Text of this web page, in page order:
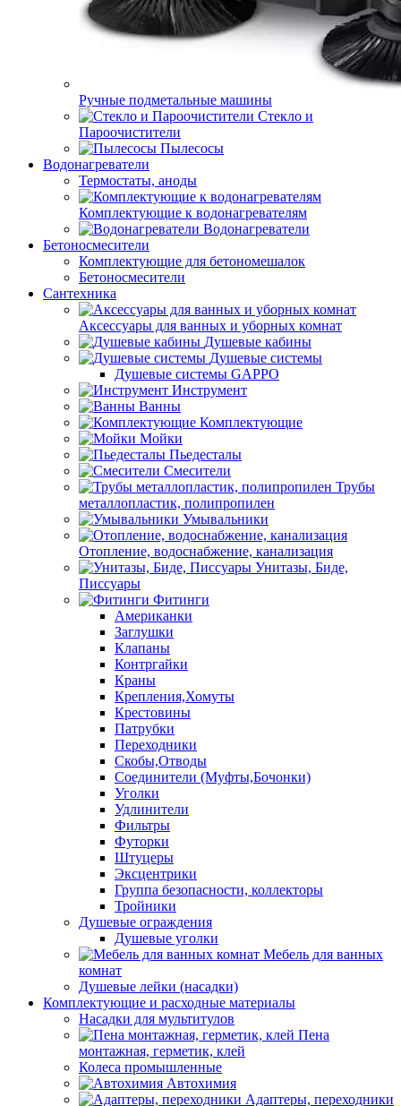
Ручные подметальные машины
Стекло и
Пароочистители
Пылесосы
Водонагреватели
Термостаты, аноды
Комплектующие к водонагревателям
Водонагреватели
Бетоносмесители
Комплектующие для бетономешалок
Бетоносмесители
Сантехника
Аксессуары для ванных и уборных комнат
Душевые кабины
Душевые системы
Душевые системы GAPPO
Инструмент
Ванны
Комплектующие
Мойки
Пьедесталы
Смесители
Трубы
металлопластик, полипропилен
Умывальники
Отопление, водоснабжение, канализация
Унитазы, Биде,
Писсуары
Фитинги
Американки
Заглушки
Клапаны
Контргайки
Краны
Крепления,Хомуты
Крестовины
Патрубки
Переходники
Скобы,Отводы
Соединители (Муфты,Бочонки)
Уголки
Удлинители
Фильтры
Футорки
Штуцеры
Эксцентрики
Группа безопасности, коллекторы
Тройники
Душевые ограждения
Душевые уголки
Мебель для ванных
комнат
Душевые лейки (насадки)
Комплектующие и расходные материалы
Насадки для мультитулов
Пена
монтажная, герметик, клей
Колеса промышленные
Автохимия
Адаптеры, переходники